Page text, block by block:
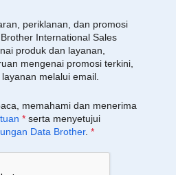
periklanan, dan promosi
International Sales
produk dan layanan,
mengenai promosi terkini,
melalui email.
memahami dan menerima
* serta menyetujui
Data Brother. *